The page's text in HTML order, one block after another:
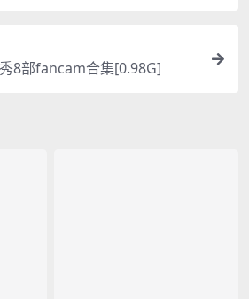
8部fancam合集[0.98G]